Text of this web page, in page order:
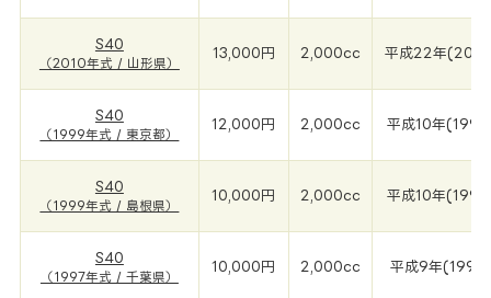
S40
（2010年式 / 山形県）
13,000円 2,000cc 平成22年
S40
（1999年式 / 東京都）
12,000円 2,000cc 平成10年
S40
（1999年式 / 島根県）
10,000円 2,000cc 平成10年
S40
（1997年式 / 千葉県）
10,000円 2,000cc 平成9年(1997